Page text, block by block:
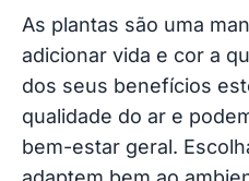
As plantas são uma
adicionar vida e cor a
dos seus benefícios
qualidade do ar e
bem-estar geral.